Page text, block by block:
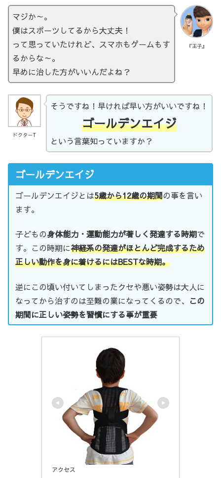
『王子』
マジか～。
僕はスポーツしてるから大丈夫！
って思っていたけれど、スマホもゲームもす
るからな～。
早めに治した方がいいんだよね？
ドクターT
そうですね！早ければ早い方がいいですね！
ゴールデンエイジ
という言葉知っていますか？
ゴールデンエイジ
ゴールデンエイジとは5歳から12歳の期間の事を言い
ます。
子どもの身体能力・運動能力が著しく発達する時期で
す。この時期に神経系の発達がほとんど完成するため
正しい動作を身に着けるにはBESTな時期。
逆にこの頃い付いてしまったクセや悪い姿勢は大人に
なってから治すのは至難の業になってくるので、 この
期間に正しい姿勢を習慣にする事が重要
アクセス